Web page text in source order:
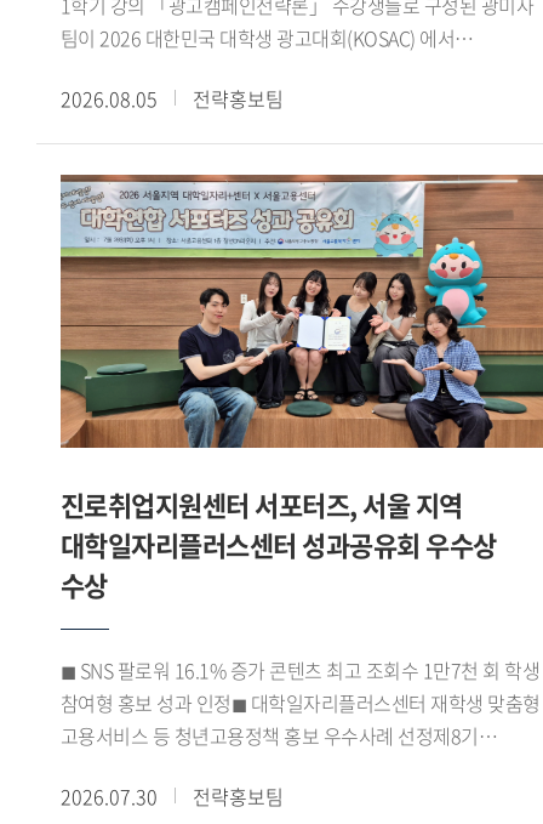
팀이 2026 대한민국 대학생 광고대회(KOSAC) 에서
는 문화체육관광부가 주최하고 한국광고총연합회가 주관하는
지도교수와 함께 주제에 맞는 광고 캠페인 기획서를 제작해
경쟁한다.삼성화재의 후원으로 열린 이번 대회는 2030세대의
일상에 보험을 더하다 를 주제로 진행됐다. 광미사팀은
수업에서 수행한 팀 프로젝트를 발전시켜 공모전에
출품했으며, 보험 시장이 꾸준히 성장하는 가운데 2030세대의
신규 가입은 감소하고 있다는 점에 주목해 캠페인 전략을
설계했다.광미사팀은 이를 바탕으로 같이, 일상이 되다 라는
캠페인 콘셉트를 제시했다. 보험을 어렵고 복잡하게 인식하는
2030세대가 보다 친근하게 접근할 수 있도록 AI 진단 테스트와
구체적인 실행안을 구성했다.광미사팀은 강민서(팀장 GBT 22),
이정민(독일어통번역 23), 유승원(철학 24), 윤혜령
(이탈리아어통번역 21) 학생으로 구성됐다. 서로 다른 전공의
학생들은 아이디어 도출과 시장 데이터 분석, 캠페인 전략 수립,
기획안 제작에 이르는 전 과정을 함께 수행했다.
코삭챌린저상은 각 지역 예선 출품작 가운데 상위 15% 이내의
우수작에 수여되는 상이다. 이번 수상은 광미사팀의 기획력과
캠페인의 실현 가능성을 인정받은 결과로, 교과목에서 진행한
수업과 실무를 연계한 교육의 성과를 보여주는 사례로
2026.08.05 전략홍보팀
진로취업지원센터 서포터즈, 서울 지역
대학일자리플러스센터 성과공유회 우수상
수상
◼ SNS 팔로워 16.1% 증가 콘텐츠 최고 조회수 1만7천 회 학생
참여형 홍보 성과 인정◼ 대학일자리플러스센터 재학생 맞춤형
고용서비스 등 청년고용정책 홍보 우수사례 선정제8기
대학일자리플러스센터 성과공유회에서 우수상을 수상하며
2026.07.30 전략홍보팀